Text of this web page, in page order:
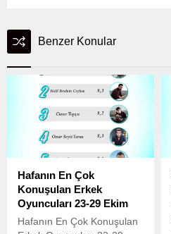
Benzer Konular
Hafanın En Çok
Konuşulan Erkek
Oyuncuları 23-29 Ekim
Hafanın En Çok Konuşulan